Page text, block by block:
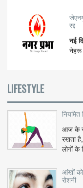
रद्द
नई
नेहरू
LIFESTYLE
नियमित
आज के
रखता
लोगों के
आंखों
रोशनी